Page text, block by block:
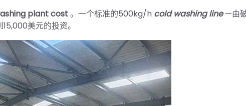
plant cost。一个标准的500kg/h cold washing line—由
美元的投资。